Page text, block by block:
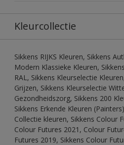
Kleurcollectie
Sikkens RIJKS Kleuren, Sikkens
Modern Klassieke Kleuren,
RAL, Sikkens Kleurselectie
Grijzen, Sikkens Kleurselectie
Gezondheidszorg, Sikkens 200
Sikkens Erkende Kleuren
Collectie kleuren, Sikkens Colour
Colour Futures 2021, Colour
Futures 2019, Sikkens Colour